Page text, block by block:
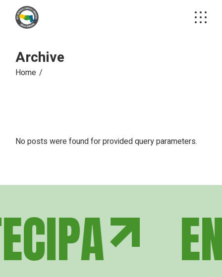
content
Archive
Home
No posts were found for provided query parameters.